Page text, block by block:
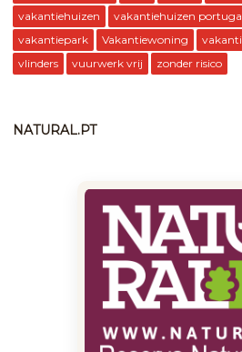
vakantiehuizen
vakantiehuizen
vakantiepark
Vakantiewoning
vlinders
vuurwerk vrij zonder risico
NATURAL.PT